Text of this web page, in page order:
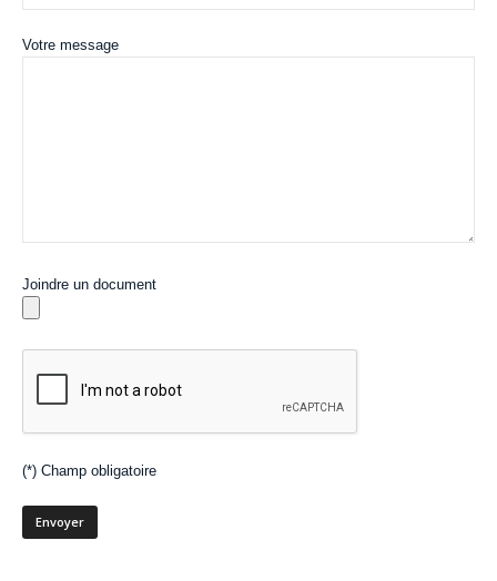
Votre message
Joindre un document
(*) Champ obligatoire